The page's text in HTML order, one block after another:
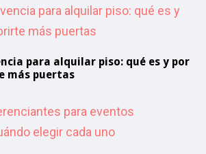
para alquilar piso: qué es y por
más puertas